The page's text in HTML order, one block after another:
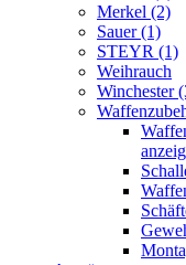
Merkel (2)
Sauer (1)
STEYR (1)
Weihrauch
Winchester